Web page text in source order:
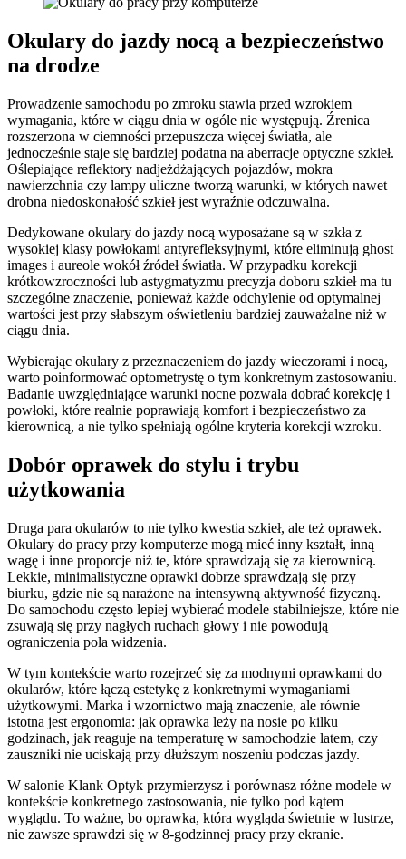
Okulary do jazdy nocą a bezpieczeństwo
na drodze
Prowadzenie samochodu po zmroku stawia przed wzrokiem
wymagania, które w ciągu dnia w ogóle nie występują. Źrenica
rozszerzona w ciemności przepuszcza więcej światła, ale
jednocześnie staje się bardziej podatna na aberracje optyczne szkieł.
Oślepiające reflektory nadjeżdżających pojazdów, mokra
nawierzchnia czy lampy uliczne tworzą warunki, w których nawet
drobna niedoskonałość szkieł jest wyraźnie odczuwalna.
Dedykowane okulary do jazdy nocą wyposażane są w szkła z
wysokiej klasy powłokami antyrefleksyjnymi, które eliminują ghost
images i aureole wokół źródeł światła. W przypadku korekcji
krótkowzroczności lub astygmatyzmu precyzja doboru szkieł ma tu
szczególne znaczenie, ponieważ każde odchylenie od optymalnej
wartości jest przy słabszym oświetleniu bardziej zauważalne niż w
ciągu dnia.
Wybierając okulary z przeznaczeniem do jazdy wieczorami i nocą,
warto poinformować optometrystę o tym konkretnym zastosowaniu.
Badanie uwzględniające warunki nocne pozwala dobrać korekcję i
powłoki, które realnie poprawiają komfort i bezpieczeństwo za
kierownicą, a nie tylko spełniają ogólne kryteria korekcji wzroku.
Dobór oprawek do stylu i trybu
użytkowania
Druga para okularów to nie tylko kwestia szkieł, ale też oprawek.
Okulary do pracy przy komputerze mogą mieć inny kształt, inną
wagę i inne proporcje niż te, które sprawdzają się za kierownicą.
Lekkie, minimalistyczne oprawki dobrze sprawdzają się przy
biurku, gdzie nie są narażone na intensywną aktywność fizyczną.
Do samochodu często lepiej wybierać modele stabilniejsze, które nie
zsuwają się przy nagłych ruchach głowy i nie powodują
ograniczenia pola widzenia.
W tym kontekście warto rozejrzeć się za modnymi oprawkami do
okularów, które łączą estetykę z konkretnymi wymaganiami
użytkowymi. Marka i wzornictwo mają znaczenie, ale równie
istotna jest ergonomia: jak oprawka leży na nosie po kilku
godzinach, jak reaguje na temperaturę w samochodzie latem, czy
zauszniki nie uciskają przy dłuższym noszeniu podczas jazdy.
W salonie Klank Optyk przymierzysz i porównasz różne modele w
kontekście konkretnego zastosowania, nie tylko pod kątem
wyglądu. To ważne, bo oprawka, która wygląda świetnie w lustrze,
nie zawsze sprawdzi się w 8-godzinnej pracy przy ekranie.